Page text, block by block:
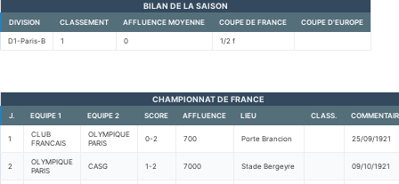
BILAN DE LA SAISON
DIVISION CLASSEMENT AFFLUENCE MOYENNE COUPE DE FRANCE COUPE D'EUROPE
D1-Paris-B 1 0 1/2 f
CHAMPIONNAT DE FRANCE
J. EQUIPE 1 EQUIPE 2 SCORE AFFLUENCE LIEU CLASS.
1
CLUB
FRANCAIS
OLYMPIQUE
PARIS
0-2 700 Porte Brancion 25/09/1921
2
OLYMPIQUE
PARIS
CASG 1-2 7000 Stade Bergeyre 09/10/1921